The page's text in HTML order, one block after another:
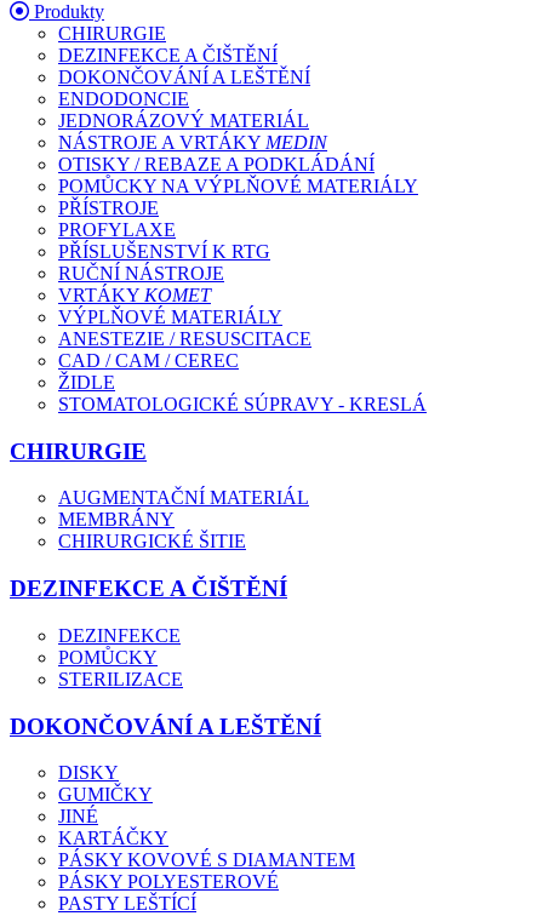
Produkty
CHIRURGIE
DEZINFEKCE A ČIŠTĚNÍ
DOKONČOVÁNÍ A LEŠTĚNÍ
ENDODONCIE
JEDNORÁZOVÝ MATERIÁL
NÁSTROJE A VRTÁKY MEDIN
OTISKY / REBAZE A PODKLÁDÁNÍ
POMŮCKY NA VÝPLŇOVÉ MATERIÁLY
PŘÍSTROJE
PROFYLAXE
PŘÍSLUŠENSTVÍ K RTG
RUČNÍ NÁSTROJE
VRTÁKY KOMET
VÝPLŇOVÉ MATERIÁLY
ANESTEZIE / RESUSCITACE
CAD / CAM / CEREC
ŽIDLE
STOMATOLOGICKÉ SÚPRAVY - KRESLÁ
CHIRURGIE
AUGMENTAČNÍ MATERIÁL
MEMBRÁNY
CHIRURGICKÉ ŠITIE
DEZINFEKCE A ČIŠTĚNÍ
DEZINFEKCE
POMŮCKY
STERILIZACE
DOKONČOVÁNÍ A LEŠTĚNÍ
DISKY
GUMIČKY
JINÉ
KARTÁČKY
PÁSKY KOVOVÉ S DIAMANTEM
PÁSKY POLYESTEROVÉ
PASTY LEŠTÍCÍ